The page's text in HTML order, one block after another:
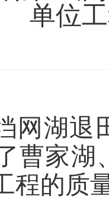
单位
网湖退
曹家湖
程的质